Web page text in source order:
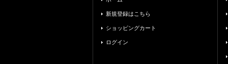
新規登録はこちら
ショッピングカート
ログイン